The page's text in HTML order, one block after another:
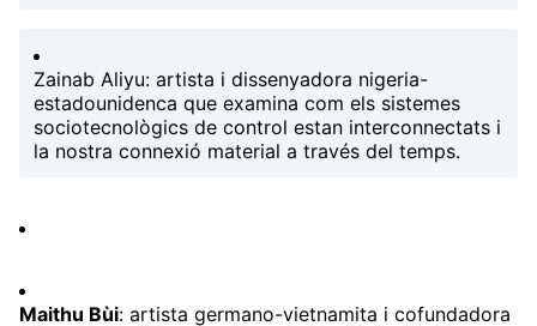
Zainab Aliyu: artista i dissenyadora nigeria-
estadounidenca que examina com els sistemes
sociotecnològics de control estan interconnectats i
la nostra connexió material a través del temps.
Maithu Bùi: artista germano-vietnamita i cofundadora